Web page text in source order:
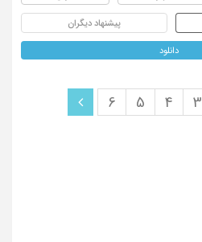
پیشنهاد دیگران
دانلود
3
4
5
6